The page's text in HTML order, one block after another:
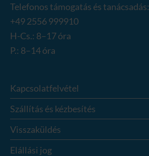
Telefonos támogatás és tanácsadás:
+49 2556 999910
H-Cs.: 8–17 óra
P.: 8–14 óra
Kapcsolatfelvétel
Szállítás és kézbesítés
Visszaküldés
Elállási jog